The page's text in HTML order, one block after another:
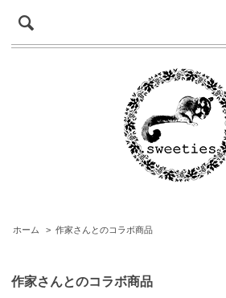
ホーム > 作家さんとのコラボ商品
作家さんとのコラボ商品